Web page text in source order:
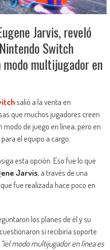
Jarvis, reveló
Switch
multijugador en
salió a la venta en
que muchos jugadores creen
modo de juego en línea, pero en
el equipo a cargo.
esta opción. Eso fue lo que
Jarvis, a través de una
fue realizada hace poco en
los planes de él y su
si recibiría soporte
“¡el modo multijugador en línea es